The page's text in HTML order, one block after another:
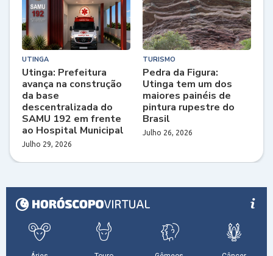
UTINGA
Utinga: Prefeitura
avança na construção
da base
descentralizada do
SAMU 192 em frente
ao Hospital Municipal
Julho 29, 2026
TURISMO
Pedra da Figura:
Utinga tem um dos
maiores painéis de
pintura rupestre do
Brasil
Julho 26, 2026